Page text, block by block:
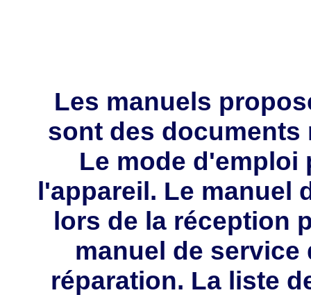
Les manuels
sont des documents
Le mode d'emploi
l'appareil. Le manuel
lors de la réception
manuel de
réparation. La liste